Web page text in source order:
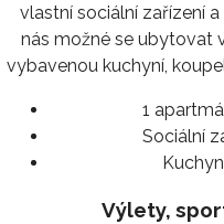
vlastní sociální zařízení
nás možné se ubytovat
vybavenou kuchyní,
1
Sociální
Výlety,